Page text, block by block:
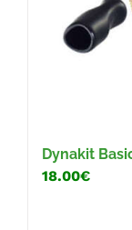
Dynakit
18.00€